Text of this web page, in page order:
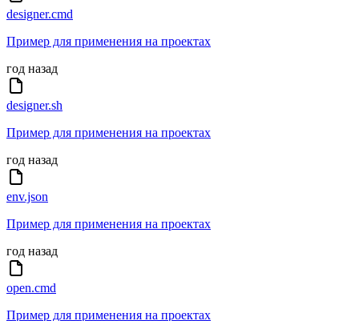
designer.cmd
Пример для применения на проектах
год назад
designer.sh
Пример для применения на проектах
год назад
env.json
Пример для применения на проектах
год назад
open.cmd
Пример для применения на проектах